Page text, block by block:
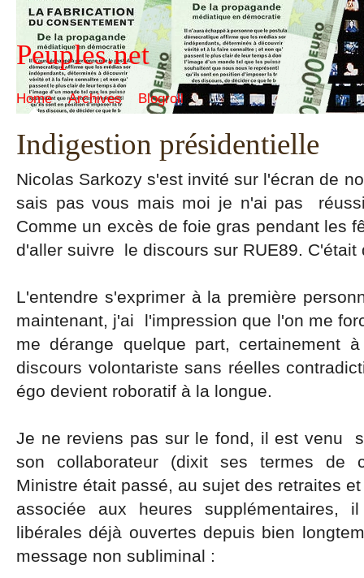
Peuples.net
Home Archives Blogroll
Indigestion présidentielle
Nicolas Sarkozy s'est invité sur l'écran de
sais pas vous mais moi je n'ai pas
Comme un excès de foie gras pendant les
d'aller suivre le discours sur RUE89. C'était
L'entendre s'exprimer à la première
maintenant, j'ai l'impression que l'on me
me dérange quelque part, certainement
discours volontariste sans réelles
égo devient roboratif à la longue.
Je ne reviens pas sur le fond, il est venu
son collaborateur (dixit ses termes de
Ministre était passé, au sujet des retraites
associée aux heures supplémentaires,
libérales déjà ouvertes depuis bien
message non subliminal :